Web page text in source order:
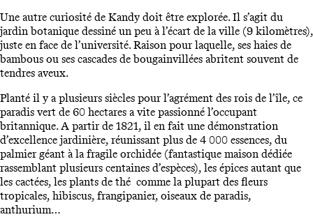
Une autre curiosité de Kandy doit être explorée. Il s’agit du
jardin botanique dessiné un peu à l’écart de la ville (9 kilomètres),
juste en face de l’université. Raison pour laquelle, ses haies de
bambous ou ses cascades de bougainvillées abritent souvent de
tendres aveux.
Planté il y a plusieurs siècles pour l’agrément des rois de l’île, ce
paradis vert de 60 hectares a vite passionné l’occupant
britannique. A partir de 1821, il en fait une démonstration
d’excellence jardinière, réunissant plus de 4 000 essences, du
palmier géant à la fragile orchidée (fantastique maison dédiée
rassemblant plusieurs centaines d’espèces), les épices autant que
les cactées, les plants de thé comme la plupart des fleurs
tropicales, hibiscus, frangipanier, oiseaux de paradis,
anthurium…